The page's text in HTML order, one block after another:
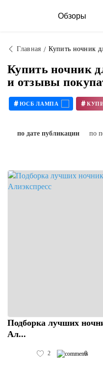
Обзоры
Главная Купить ночник
Купить ночник
и отзывы
# ЮСБ ЛАМПА #
по дате публикации по
Подборка лучших
Ал...
2 0